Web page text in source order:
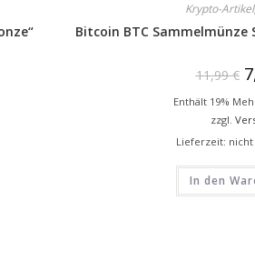
Krypto-Artikel
Bitcoin BTC Sammelmünze
11,99€
Enthält 19%
zzgl.
Lieferzeit: nicht
In den